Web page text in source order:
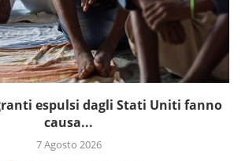
espulsi dagli Stati Uniti fanno
causa...
7 Agosto 2026